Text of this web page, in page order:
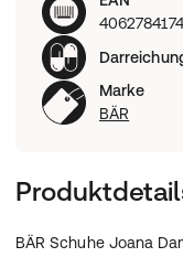
Marke
BÄR
BÄR Schuhe Joana